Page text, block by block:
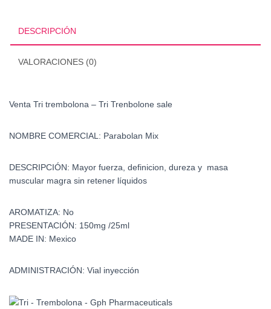
DESCRIPCIÓN
VALORACIONES (0)
Venta Tri trembolona – Tri Trenbolone sale
NOMBRE COMERCIAL: Parabolan Mix
DESCRIPCIÓN: Mayor fuerza, definicion, dureza y masa
muscular magra sin retener líquidos
AROMATIZA: No
PRESENTACIÓN: 150mg /25ml
MADE IN: Mexico
ADMINISTRACIÓN: Vial inyección